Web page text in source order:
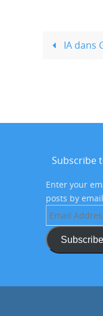
IA dans
Subscribe
Enter your
posts by
Email
Address
Subscribe